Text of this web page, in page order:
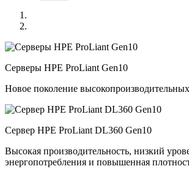
Серверы HPE ProLiant Gen10
Новое поколение
Сервер HPE ProLiant DL360 Gen10
Высокая производительность, низкий
энергопотребления и повышенная